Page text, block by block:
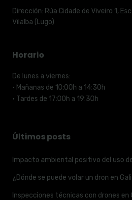
Dirección: Rúa Cidade de Viveiro 1,
Vilalba (Lugo)
Horario
De lunes a viernes:
· Mañanas de 10:00h a 14:30h
· Tardes de 17:00h a 19:30h
Últimos posts
Impacto ambiental positivo del uso
¿Dónde se puede volar un dron en
Inspecciones técnicas con drones en